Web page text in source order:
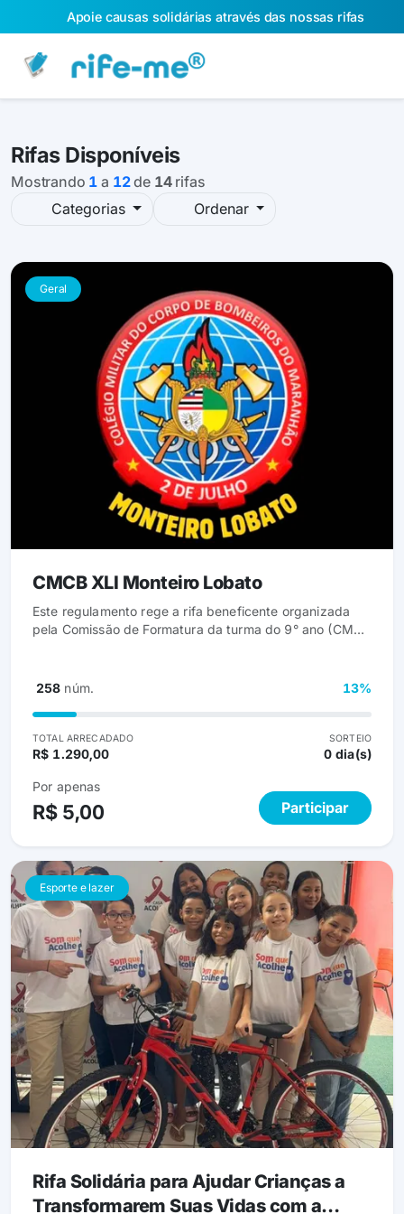
Apoie causas solidárias através das nossas rifas
Rifas Disponíveis
Mostrando 1 a 12de 14rifas
Categorias
Ordenar
Geral
CMCB XLI Monteiro Lobato
Este regulamento rege a rifa beneficente organizada
pela Comissão de Formatura da turma do 9° ano (CMCB
eventos de formatura da turma de 2026.
258 núm. 13%
TOTAL ARRECADADO
R$ 1.290,00
SORTEIO
0 dia(s)
Por apenas
R$ 5,00 Participar
Esporte e lazer
Rifa Solidária para Ajudar Crianças a
Transformarem Suas Vidas com a